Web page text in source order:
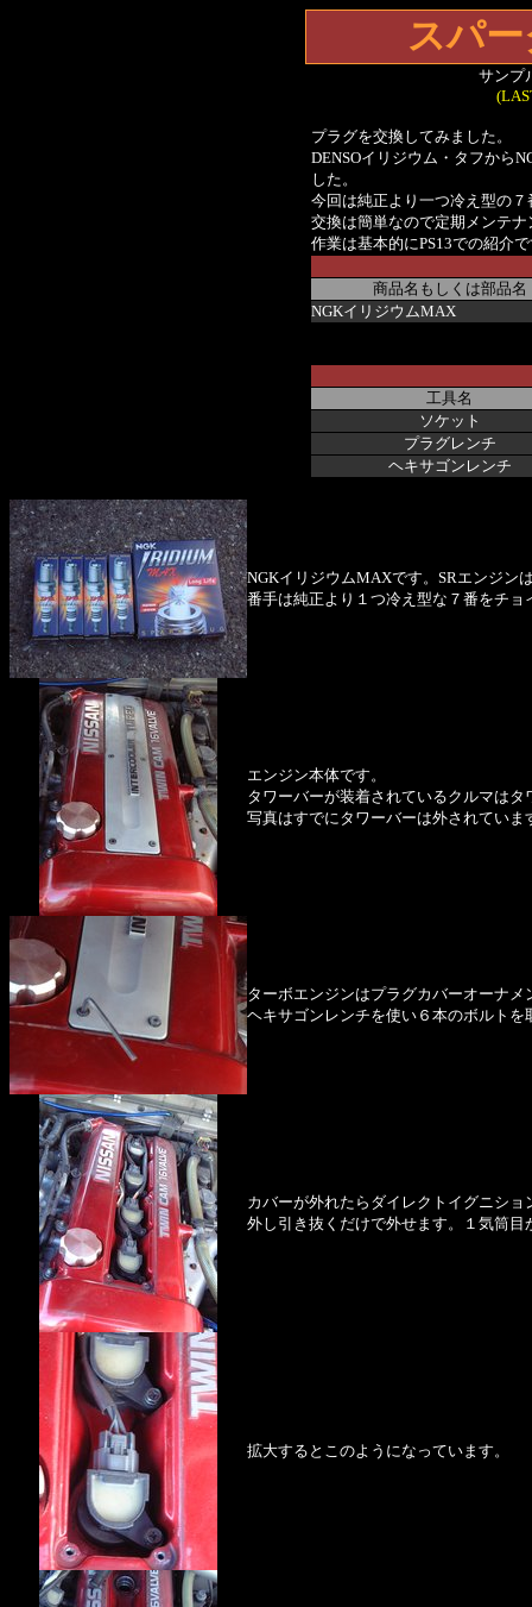
スパ
サンプ
プラグを交換してみました。
DENSOイリジウム・タフから
した。
今回は純正より一つ冷え型の
交換は簡単なので定期メンテ
作業は基本的にPS13での紹介
商品名もしくは部品名
NGKイリジウムMAX
工具名
ソケット
プラグレンチ
ヘキサゴンレンチ
NGKイリジウムMAXです。SRエンジン
番手は純正より１つ冷え型な７番をチ
エンジン本体です。
タワーバーが装着されているクルマは
写真はすでにタワーバーは外されていま
ターボエンジンはプラグカバーオーナ
ヘキサゴンレンチを使い６本のボルトを
カバーが外れたらダイレクトイグニシ
外し引き抜くだけで外せます。１気筒
拡大するとこのようになっています。